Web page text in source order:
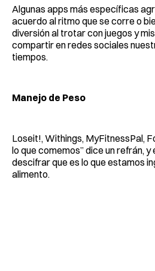
Algunas apps más específicas
acuerdo al ritmo que se corre o
diversión al trotar con juegos y
compartir en redes sociales
tiempos.
Manejo de Peso
Loseit!, Withings, MyFitnessPal,
lo que comemos” dice un refrán,
descifrar que es lo que estamos
alimento.